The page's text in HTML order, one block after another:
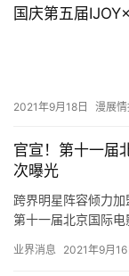
国庆第五届
2021年9月18日 漫展情
官宣！第十一届
次曝光
跨界明星阵容倾力
第十一届北京国际
大…
业界消息 2021年9月16